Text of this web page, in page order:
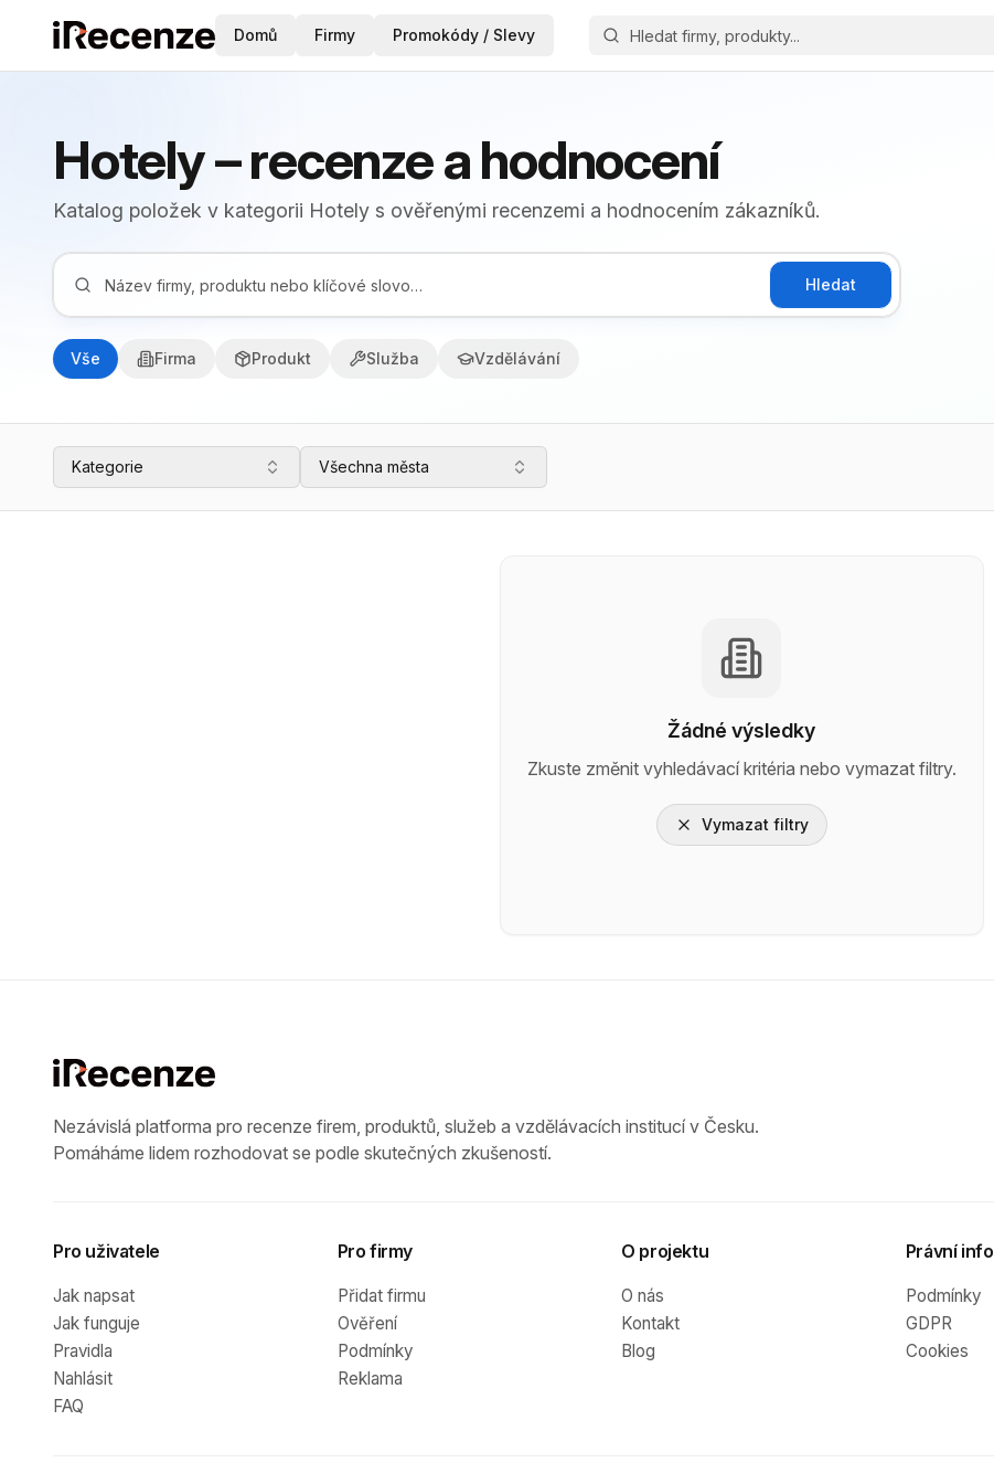
Domů Firmy Promokódy / Slevy
Hotely – recenze a hodnocení
Katalog položek v kategorii Hotely s ověřenými recenzemi a hodnocením zákazníků.
Hledat
Vše Firma Produkt Služba Vzdělávání
Kategorie Všechna města
Žádné výsledky
Zkuste změnit vyhledávací kritéria nebo vymazat filtry.
Vymazat filtry
Nezávislá platforma pro recenze firem, produktů, služeb a vzdělávacích institucí v Česku.
Pomáháme lidem rozhodovat se podle skutečných zkušeností.
Pro uživatele
Jak napsat
Jak funguje
Pravidla
Nahlásit
FAQ
Pro firmy
Přidat firmu
Ověření
Podmínky
Reklama
O projektu
O nás
Kontakt
Blog
Právní info
Podmínky
GDPR
Cookies